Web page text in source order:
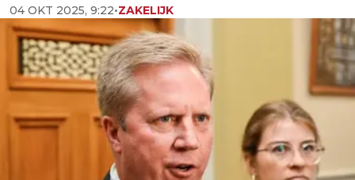
04 OKT 2025, 9:22•ZAKELIJK